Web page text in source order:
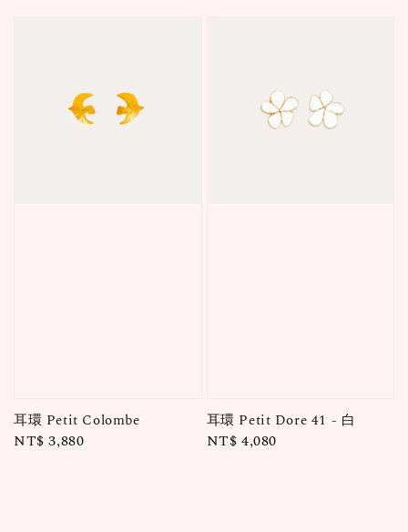
耳環 Petit Colombe
Regular
NT$ 3,880
耳環 Petit Dore 41 - 白
Regular
NT$ 4,080